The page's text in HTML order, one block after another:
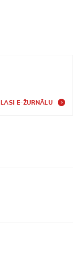
LASI E-ŽURNĀLU